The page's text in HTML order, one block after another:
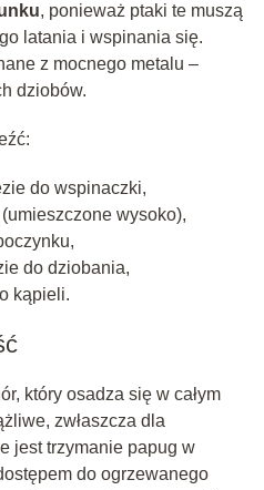
, ponieważ ptaki te muszą
latania i wspinania się.
z mocnego metalu –
dziobów.
do wspinaczki,
wysoko),
do dziobania,
kąpieli.
który osadza się w całym
zwłaszcza dla
jest trzymanie papug w
do ogrzewanego